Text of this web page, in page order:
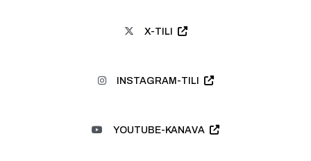
X-TILI
INSTAGRAM-TILI
YOUTUBE-KANAVA